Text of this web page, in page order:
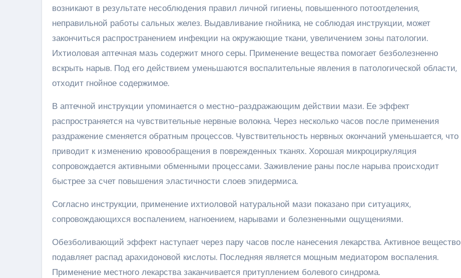
возникают в результате несоблюдения правил личной гигиены, повышенного потоотделения,
неправильной работы сальных желез. Выдавливание гнойника, не соблюдая инструкции, может
закончиться распространением инфекции на окружающие ткани, увеличением зоны патологии.
Ихтиоловая аптечная мазь содержит много серы. Применение вещества помогает безболезненно
вскрыть нарыв. Под его действием уменьшаются воспалительные явления в патологической области,
отходит гнойное содержимое.
В аптечной инструкции упоминается о местно-раздражающим действии мази. Ее эффект
распространяется на чувствительные нервные волокна. Через несколько часов после применения
раздражение сменяется обратным процессов. Чувствительность нервных окончаний уменьшается, что
приводит к изменению кровообращения в поврежденных тканях. Хорошая микроциркуляция
сопровождается активными обменными процессами. Заживление раны после нарыва происходит
быстрее за счет повышения эластичности слоев эпидермиса.
Согласно инструкции, применение ихтиоловой натуральной мази показано при ситуациях,
сопровождающихся воспалением, нагноением, нарывами и болезненными ощущениями.
Обезболивающий эффект наступает через пару часов после нанесения лекарства. Активное вещество
подавляет распад арахидоновой кислоты. Последняя является мощным медиатором воспаления.
Применение местного лекарства заканчивается притуплением болевого синдрома.